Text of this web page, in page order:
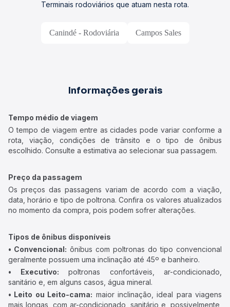
Terminais rodoviários que atuam nesta rota.
Canindé - Rodoviária Campos Sales
Informações gerais
Tempo médio de viagem
O tempo de viagem entre as cidades pode variar conforme a
rota, viação, condições de trânsito e o tipo de ônibus
escolhido. Consulte a estimativa ao selecionar sua passagem.
Preço da passagem
Os preços das passagens variam de acordo com a viação,
data, horário e tipo de poltrona. Confira os valores atualizados
no momento da compra, pois podem sofrer alterações.
Tipos de ônibus disponíveis
• Convencional: ônibus com poltronas do tipo convencional
geralmente possuem uma inclinação até 45º e banheiro.
• Executivo: poltronas confortáveis, ar-condicionado,
sanitário e, em alguns casos, água mineral.
• Leito ou Leito-cama: maior inclinação, ideal para viagens
mais longas, com ar-condicionado, sanitário e, possivelmente,